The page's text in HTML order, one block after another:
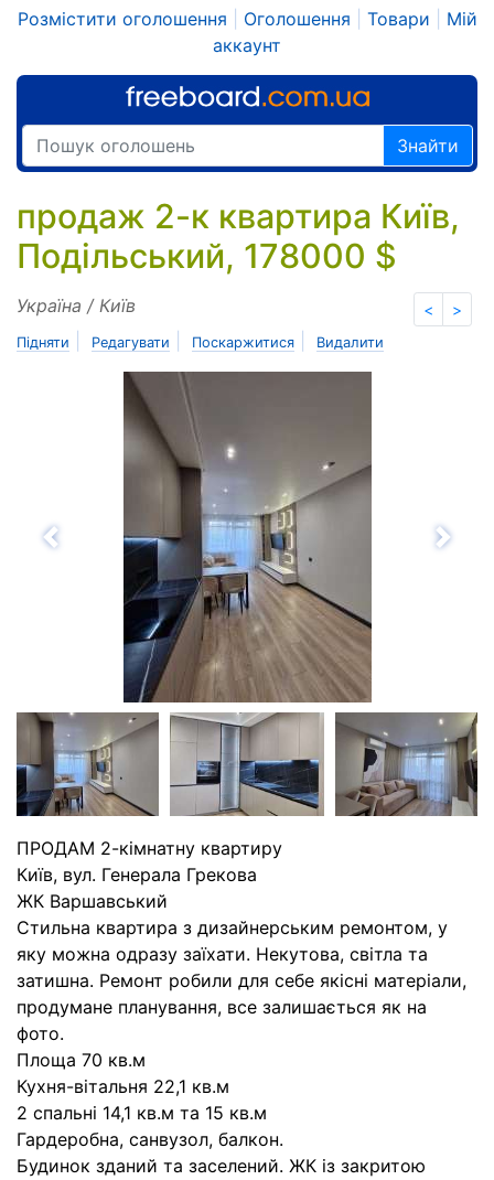
Розмістити оголошення Оголошення Товари
Мій
аккаунт
Знайти
продаж 2-к квартира Київ,
Подільський, 178000 $
< >
Україна / Київ
Підняти Редагувати Поскаржитися Видалити
Назад
ПРОДАМ 2-кімнатну квартиру
Київ, вул. Генерала Грекова
ЖК Варшавський
Стильна квартира з дизайнерським ремонтом, у
яку можна одразу заїхати. Некутова, світла та
затишна. Ремонт робили для себе якісні матеріали,
продумане планування, все залишається як на
фото.
Площа 70 кв.м
Кухня-вітальня 22,1 кв.м
2 спальні 14,1 кв.м та 15 кв.м
Гардеробна, санвузол, балкон.
Будинок зданий та заселений. ЖК із закритою